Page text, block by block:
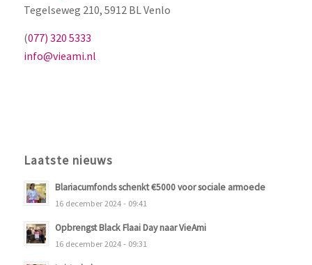
Tegelseweg 210, 5912 BL Venlo
(077) 320 5333
info@vieami.nl
Laatste nieuws
Blariacumfonds schenkt €5000 voor sociale armoede
16 december 2024 - 09:41
Opbrengst Black Flaai Day naar VieAmi
16 december 2024 - 09:31